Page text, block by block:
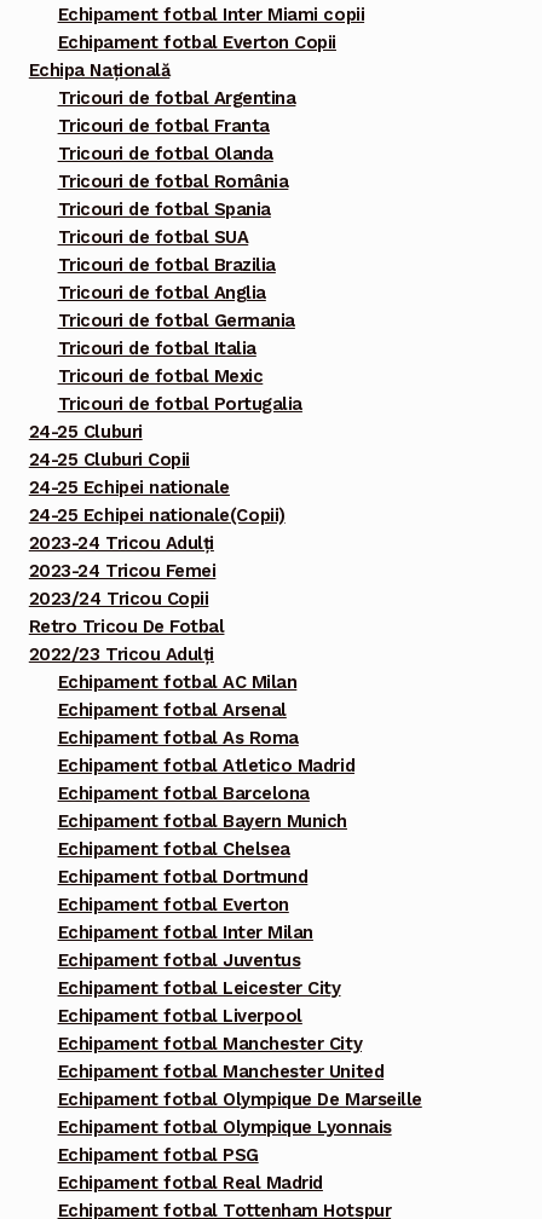
Echipament fotbal Inter Miami copii
Echipament fotbal Everton Copii
Echipa Națională
Tricouri de fotbal Argentina
Tricouri de fotbal Franta
Tricouri de fotbal Olanda
Tricouri de fotbal România
Tricouri de fotbal Spania
Tricouri de fotbal SUA
Tricouri de fotbal Brazilia
Tricouri de fotbal Anglia
Tricouri de fotbal Germania
Tricouri de fotbal Italia
Tricouri de fotbal Mexic
Tricouri de fotbal Portugalia
24-25 Cluburi
24-25 Cluburi Copii
24-25 Echipei nationale
24-25 Echipei nationale(Copii)
2023-24 Tricou Adulți
2023-24 Tricou Femei
2023/24 Tricou Copii
Retro Tricou De Fotbal
2022/23 Tricou Adulți
Echipament fotbal AC Milan
Echipament fotbal Arsenal
Echipament fotbal As Roma
Echipament fotbal Atletico Madrid
Echipament fotbal Barcelona
Echipament fotbal Bayern Munich
Echipament fotbal Chelsea
Echipament fotbal Dortmund
Echipament fotbal Everton
Echipament fotbal Inter Milan
Echipament fotbal Juventus
Echipament fotbal Leicester City
Echipament fotbal Liverpool
Echipament fotbal Manchester City
Echipament fotbal Manchester United
Echipament fotbal Olympique De Marseille
Echipament fotbal Olympique Lyonnais
Echipament fotbal PSG
Echipament fotbal Real Madrid
Echipament fotbal Tottenham Hotspur